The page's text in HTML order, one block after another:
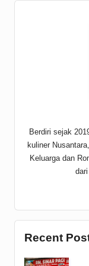
Berdiri sejak
kuliner
Keluarga dan
Recent